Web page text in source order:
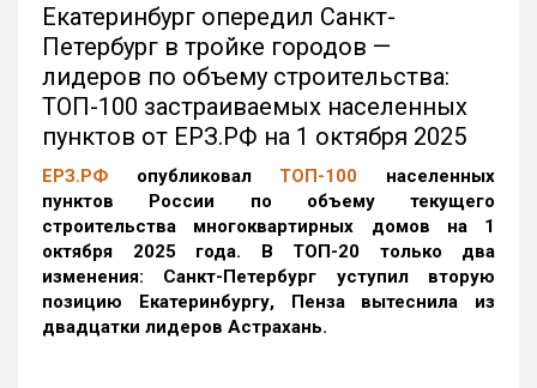
Екатеринбург опередил Санкт-
Петербург в тройке городов —
лидеров по объему строительства:
ТОП-100 застраиваемых населенных
пунктов от ЕРЗ.РФ на 1 октября 2025
ЕРЗ.РФ опубликовал ТОП-100 населенных
пунктов России по объему текущего
строительства многоквартирных домов на 1
октября 2025 года. В ТОП-20 только два
изменения: Санкт-Петербург уступил вторую
позицию Екатеринбургу, Пенза вытеснила из
двадцатки лидеров Астрахань.